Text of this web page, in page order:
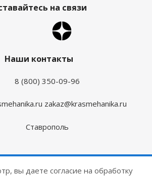
на связи
Наши контакты
8 (800) 350-09-96
zakaz@krasmehanika.ru
Ставрополь
© Красмеханика
вы даете согласие на обработку